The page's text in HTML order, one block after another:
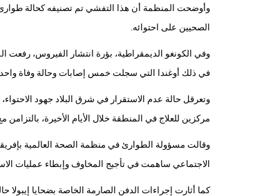
وأوضحت المنظمة أن هذا التفشي تم تصنيفه كحالة
الصحيين على احتوائه.
وفي الكونغو الديمقراطية، بؤرة انتشار الفيروس، رفعت
في ذلك أوغندا التي سجلت خمس إصابات وحالة وفاة
وتعرقل حالة عدم الاستقرار في شرق البلاد جهود
مركزين للعلاج في المنطقة خلال الأيام الأخيرة، بالتزامن مع
وقالت مسؤولة الطوارئ في منظمة الصحة العالمية
الاجتماعي ساهمت في تأجيج المخاوف وإبطاء عمليات
كما أثارت إجراءات الدفن الصارمة الخاصة بضحايا